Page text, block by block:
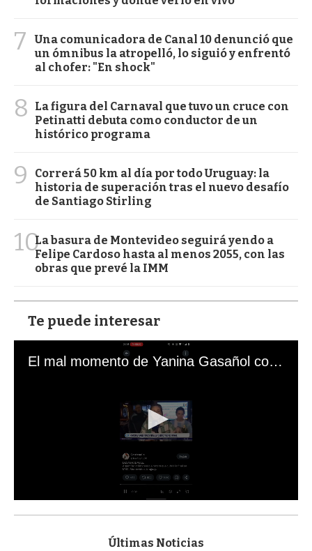
7
Una comunicadora de Canal 10 denunció que
un ómnibus la atropelló, lo siguió y enfrentó
al chofer: "En shock"
8
La figura del Carnaval que tuvo un cruce con
Petinatti debuta como conductor de un
histórico programa
9
Correrá 50 km al día por todo Uruguay: la
historia de superación tras el nuevo desafío
de Santiago Stirling
10La basura de Montevideo seguirá yendo a
Felipe Cardoso hasta al menos 2055, con las
obras que prevé la IMM
Te puede interesar
El mal momento de Yanina Gasañol con un hincha argentino en "Subrayado"
s
Últimas Noticias